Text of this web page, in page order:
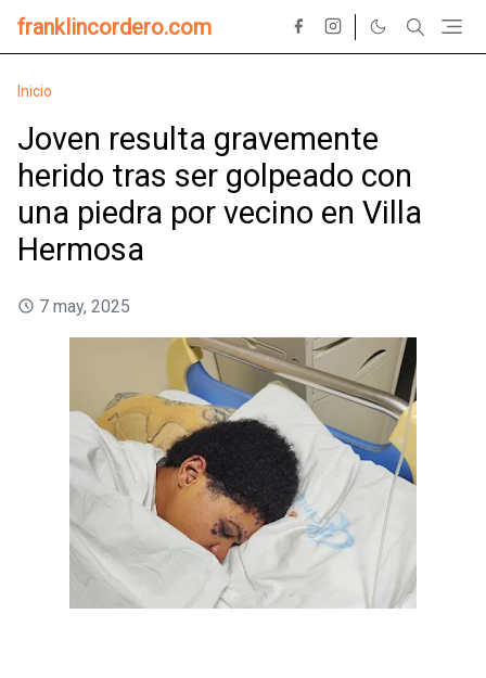
franklincordero.com
Inicio
Joven resulta gravemente
herido tras ser golpeado con
una piedra por vecino en Villa
Hermosa
7 may, 2025